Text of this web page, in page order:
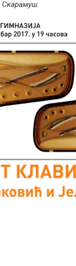
Скарамуш.